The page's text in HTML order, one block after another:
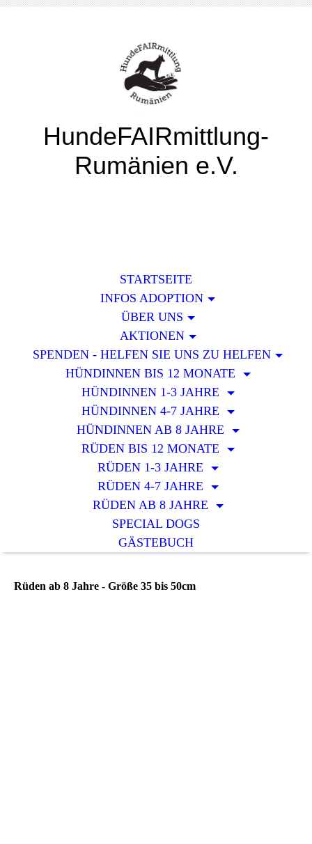
HundeFAIRmittlung-
Rumänien e.V.
STARTSEITE
INFOS ADOPTION
ÜBER UNS
AKTIONEN
SPENDEN - HELFEN SIE UNS ZU HELFEN
HÜNDINNEN BIS 12 MONATE
HÜNDINNEN 1-3 JAHRE
HÜNDINNEN 4-7 JAHRE
HÜNDINNEN AB 8 JAHRE
RÜDEN BIS 12 MONATE
RÜDEN 1-3 JAHRE
RÜDEN 4-7 JAHRE
RÜDEN AB 8 JAHRE
SPECIAL DOGS
GÄSTEBUCH
Rüden ab 8 Jahre - Größe 35 bis 50cm